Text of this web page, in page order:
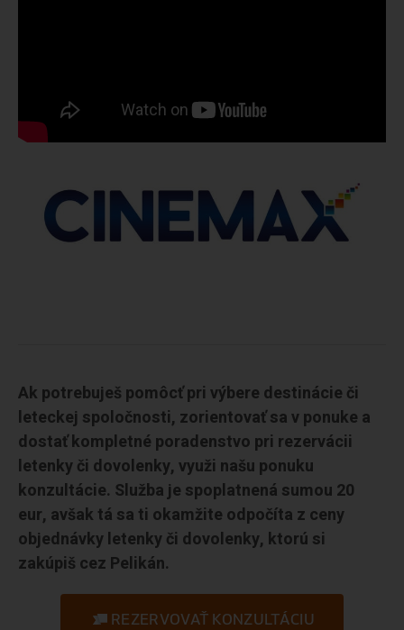
Ak potrebuješ pomôcť pri výbere destinácie či
leteckej spoločnosti, zorientovať sa v ponuke a
dostať kompletné poradenstvo pri rezervácii
letenky či dovolenky, využi našu ponuku
konzultácie. Služba je spoplatnená sumou 20
eur, avšak tá sa ti okamžite odpočíta z ceny
objednávky letenky či dovolenky, ktorú si
zakúpiš cez Pelikán.
REZERVOVAŤ KONZULTÁCIU